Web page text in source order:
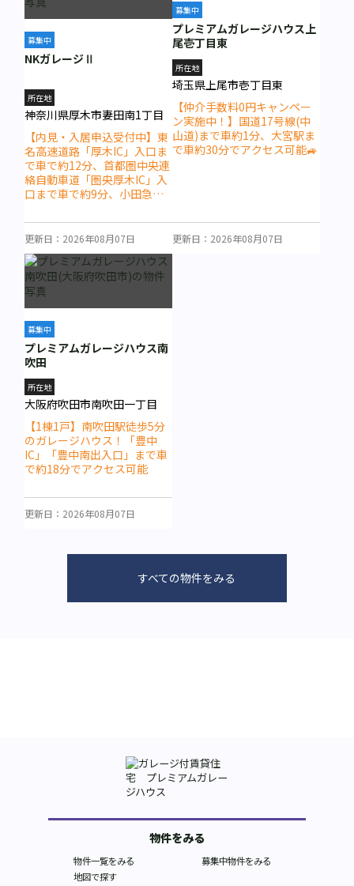
募集中
NKガレージⅡ
所在地
神奈川県厚木市妻田南1丁目
【内見・入居申込受付中】東
名高速道路「厚木IC」入口ま
で車で約12分、首都圏中央連
絡自動車道「圏央厚木IC」入
口まで車で約9分、小田急小
22分にてアクセス可能なガレ
ージハウス！
更新日：2026年08月07日
募集中
プレミアムガレージハウス上
尾壱丁目東
所在地
埼玉県上尾市壱丁目東
【仲介手数料0円キャンペー
ン実施中！】国道17号線(中
山道)まで車約1分、大宮駅ま
で車約30分でアクセス可能🚙
更新日：2026年08月07日
募集中
プレミアムガレージハウス南
吹田
所在地
大阪府吹田市南吹田一丁目
【1棟1戸】南吹田駅徒歩5分
のガレージハウス！「豊中
IC」「豊中南出入口」まで車
で約18分でアクセス可能
更新日：2026年08月07日
すべての物件をみる
物件をみる
物件一覧をみる
募集中物件をみる
地図で探す